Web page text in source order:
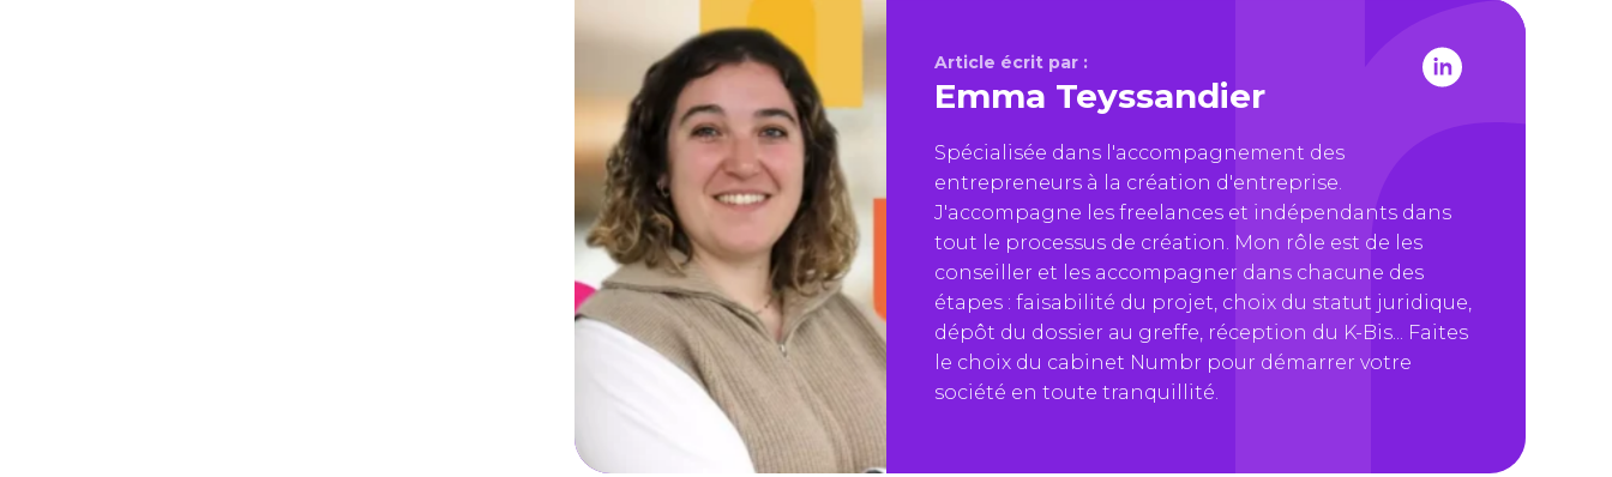
Article écrit par :
Emma Teyssandier
Spécialisée dans l'accompagnement des
entrepreneurs à la création d'entreprise.
J'accompagne les freelances et indépendants dans
tout le processus de création. Mon rôle est de les
conseiller et les accompagner dans chacune des
étapes : faisabilité du projet, choix du statut juridique,
dépôt du dossier au greffe, réception du K-Bis... Faites
le choix du cabinet Numbr pour démarrer votre
société en toute tranquillité.